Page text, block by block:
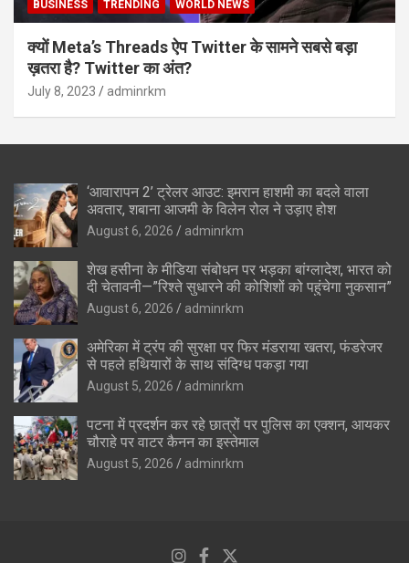
BUSINESS TRENDING WORLD NEWS
क्यों Meta’s Threads ऐप Twitter के सामने सबसे बड़ा
ख़तरा है? Twitter का अंत?
July 8, 2023 adminrkm
‘आवारापन 2’ ट्रेलर आउट: इमरान हाशमी का बदले वाला
अवतार, शबाना आजमी के विलेन रोल ने उड़ाए होश
August 6, 2026 adminrkm
शेख हसीना के मीडिया संबोधन पर भड़का बांग्लादेश, भारत को
दी चेतावनी—”रिश्ते सुधारने की कोशिशों को पहुंचेगा नुकसान”
August 6, 2026 adminrkm
अमेरिका में ट्रंप की सुरक्षा पर फिर मंडराया खतरा, फंडरेजर
से पहले हथियारों के साथ संदिग्ध पकड़ा गया
August 5, 2026 adminrkm
पटना में प्रदर्शन कर रहे छात्रों पर पुलिस का एक्शन, आयकर
चौराहे पर वाटर कैनन का इस्तेमाल
August 5, 2026 adminrkm